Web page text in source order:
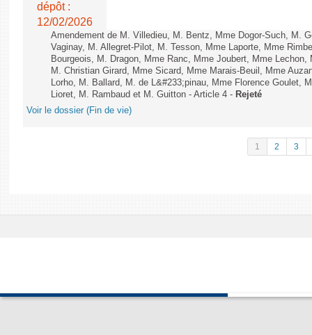
dépôt :
12/02/2026
Amendement de M. Villedieu, M. Bentz, Mme Dogor-Such, M.
Vaginay, M. Allegret-Pilot, M. Tesson, Mme Laporte, Mme
Bourgeois, M. Dragon, Mme Ranc, Mme Joubert, Mme
M. Christian Girard, Mme Sicard, Mme Marais-Beuil, Mme
Lorho, M. Ballard, M. de L&#233;pinau, Mme Florence Goulet,
Lioret, M. Rambaud et M. Guitton - Article 4 - Rejeté
Voir le dossier (Fin de vie)
1 2 3